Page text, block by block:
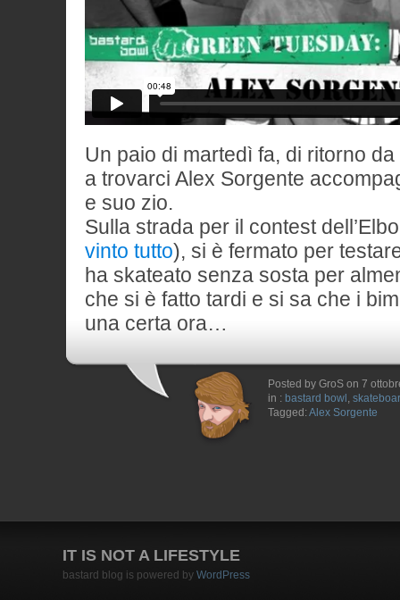
Un paio di martedì fa, di ritorno
a trovarci Alex Sorgente
e suo zio.
Sulla strada per il contest
vinto tutto), si è fermato per
ha skateato senza sosta per
che si è fatto tardi e si sa che i
una certa ora…
Posted by GroS on 7
in : bastard bowl ,
Tagged: Alex Sorgente
IT IS NOT A LIFESTYLE
bastard blog is powered by WordPress